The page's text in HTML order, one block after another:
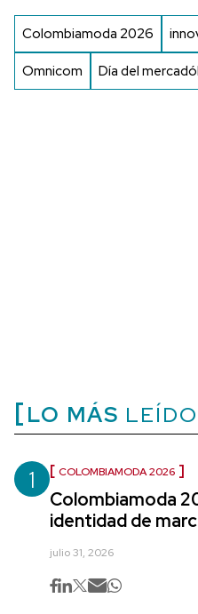
Colombiamoda 2026
Omnicom Día del
LO MÁS LEÍDO
1 COLOMBIAMODA 2026
Colombiamoda
identidad de
julio 31, 2026